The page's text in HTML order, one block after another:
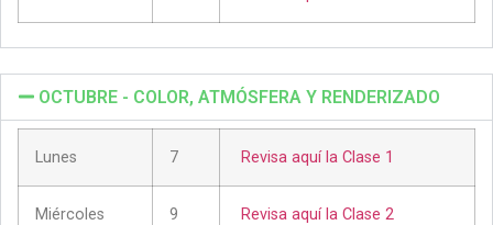
OCTUBRE - COLOR, ATMÓSFERA Y RENDERIZADO
Lunes 7 Revisa aquí la Clase 1
Miércoles 9 Revisa aquí la Clase 2